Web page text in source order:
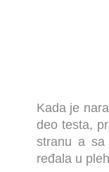
Kada je
deo testa,
stranu a
ređala u